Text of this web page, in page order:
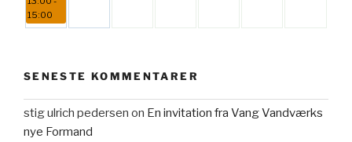
15:00
SENESTE KOMMENTARER
stig ulrich pedersen on En invitation fra Vang Vandværks
nye Formand